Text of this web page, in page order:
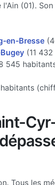
(01).
en-Bresse
(11 432
545
Tous les